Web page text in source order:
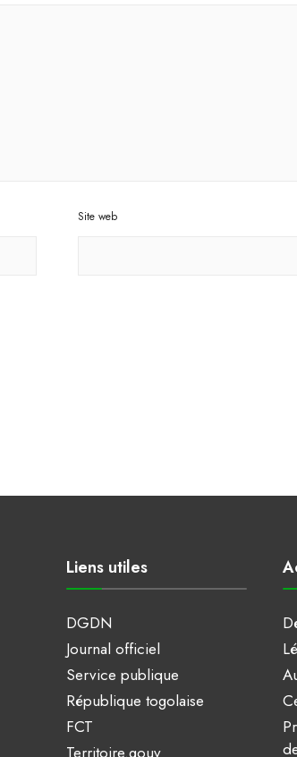
Site web
Liens utiles
DGDN
Journal officiel
Service publique
République togolaise
FCT